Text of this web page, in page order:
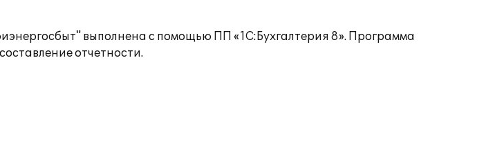
выполнена с помощью ПП «1С:Бухгалтерия 8». Программа
отчетности.